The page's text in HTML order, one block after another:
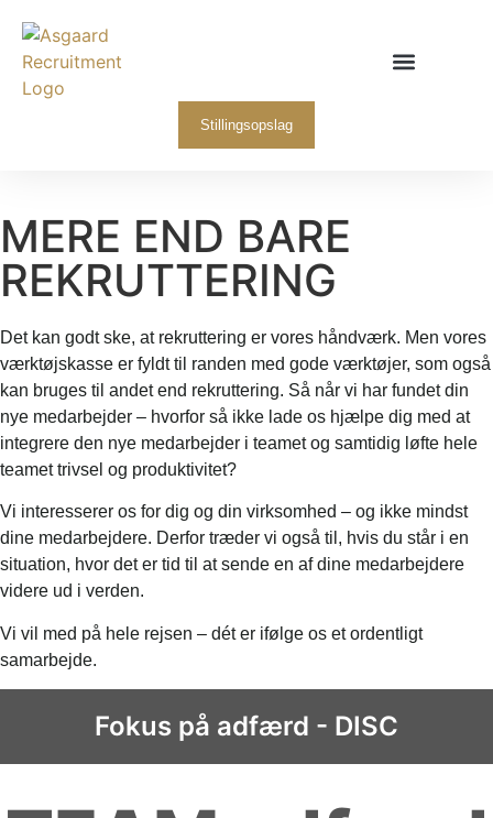
Stillingsopslag
MERE END BARE
REKRUTTERING
Det kan godt ske, at rekruttering er vores håndværk. Men vores
værktøjskasse er fyldt til randen med gode værktøjer, som også
kan bruges til andet end rekruttering. Så når vi har fundet din
nye medarbejder – hvorfor så ikke lade os hjælpe dig med at
integrere den nye medarbejder i teamet og samtidig løfte hele
teamet trivsel og produktivitet?
Vi interesserer os for dig og din virksomhed – og ikke mindst
dine medarbejdere. Derfor træder vi også til, hvis du står i en
situation, hvor det er tid til at sende en af dine medarbejdere
videre ud i verden.
Vi vil med på hele rejsen – dét er ifølge os et ordentligt
samarbejde.
Fokus på adfærd - DISC